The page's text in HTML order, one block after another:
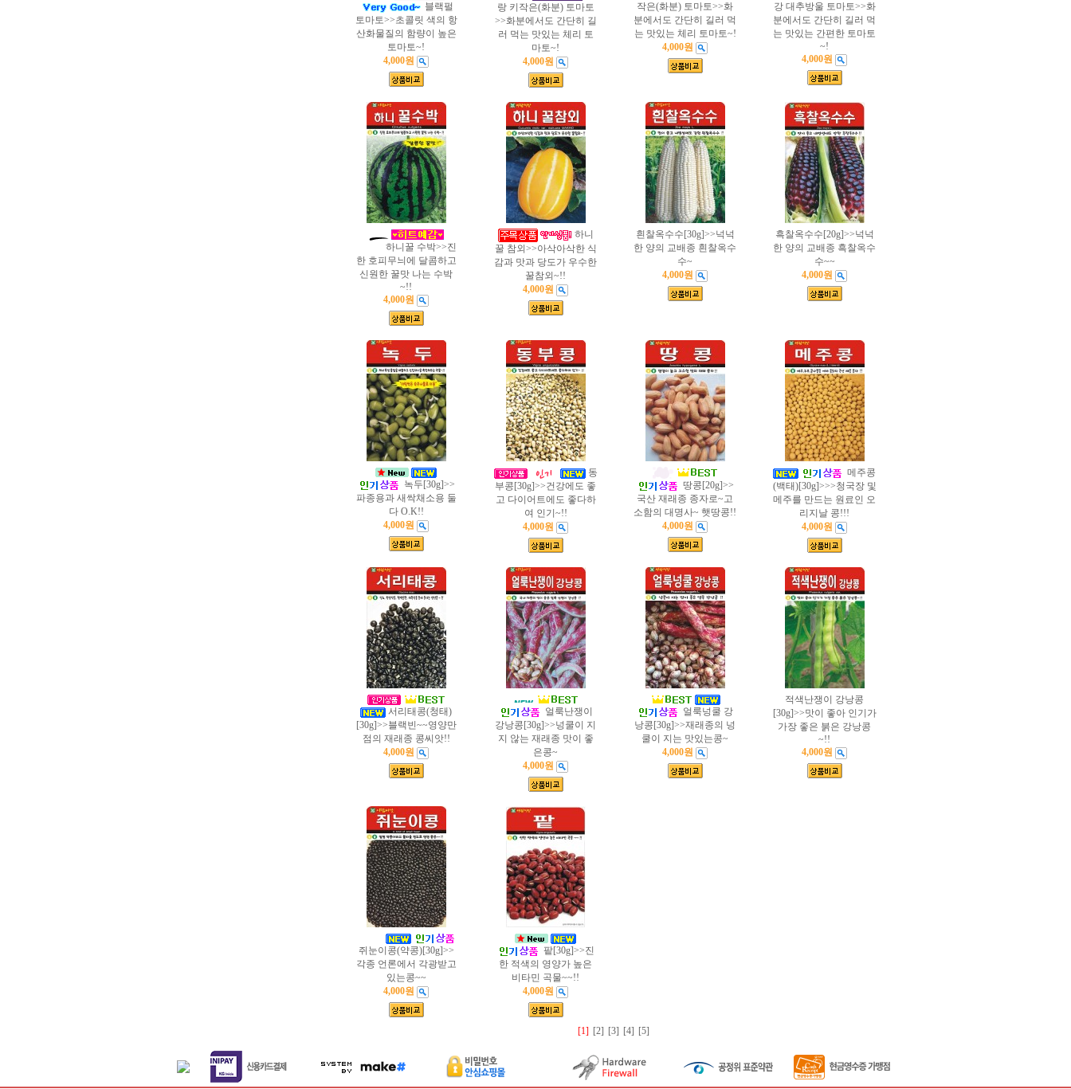
블랙펄
토마토>>초콜릿 색의 항
산화물질의 함량이 높은
토마토~!
4,000원
랑 키작은(화분) 토마토
>>화분에서도 간단히 길
러 먹는 맛있는 체리 토
마토~!
4,000원
작은(화분) 토마토>>화
분에서도 간단히 길러 먹
는 맛있는 체리 토마토~!
4,000원
강 대추방울 토마토>>화
분에서도 간단히 길러 먹
는 맛있는 간편한 토마토
~!
4,000원
하니꿀 수박>>진
한 호피무늬에 달콤하고
신원한 꿀맛 나는 수박
~!!
4,000원
하니
꿀 참외>>아삭아삭한 식
감과 맛과 당도가 우수한
꿀참외~!!
4,000원
흰찰옥수수[30g]>>넉넉
한 양의 교배종 흰찰옥수
수~
4,000원
흑찰옥수수[20g]>>넉넉
한 양의 교배종 흑찰옥수
수~~
4,000원
녹두[30g]>>
파종용과 새싹채소용 둘
다 O.K!!
4,000원
동
부콩[30g]>>건강에도 좋
고 다이어트에도 좋다하
여 인기~!!
4,000원
땅콩[20g]>>
국산 재래종 종자로~고
소함의 대명사~ 햇땅콩!!
4,000원
메주콩
(백태)[30g]>>>청국장 및
메주를 만드는 원료인 오
리지날 콩!!!
4,000원
서리태콩(청태)
[30g]>>블랙빈~~영양만
점의 재래종 콩씨앗!!
4,000원
얼룩난쟁이
강낭콩[30g]>>넝쿨이 지
지 않는 재래종 맛이 좋
은콩~
4,000원
얼룩넝쿨 강
낭콩[30g]>>재래종의 넝
쿨이 지는 맛있는콩~
4,000원
적색난쟁이 강낭콩
[30g]>>맛이 좋아 인기가
가장 좋은 붉은 강낭콩
~!!
4,000원
쥐눈이콩(약콩)[30g]>>
각종 언론에서 각광받고
있는콩~~
4,000원
팥[30g]>>진
한 적색의 영양가 높은
비타민 곡물~~!!
4,000원
[1] [2] [3] [4] [5]